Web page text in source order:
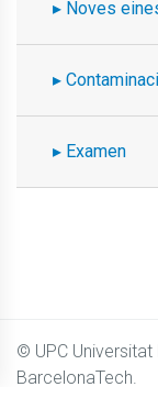
Noves
Examen
© UPC Universitat
BarcelonaTech.